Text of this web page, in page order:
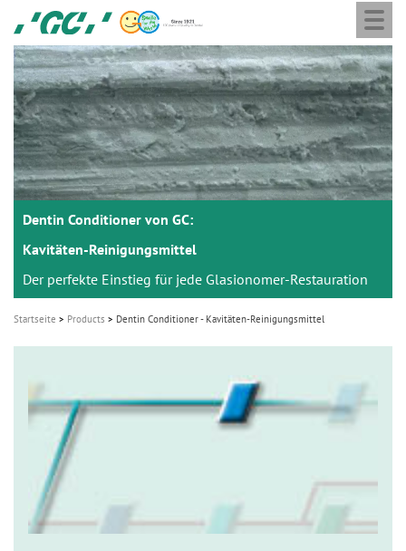
main
content
GC
Europe
N.V.
M
Dentin Conditioner von GC:
Kavitäten-Reinigungsmittel
Der perfekte Einstieg für jede Glasionomer-Restauration
Startseite Products Dentin Conditioner - Kavitäten-Reinigungsmittel